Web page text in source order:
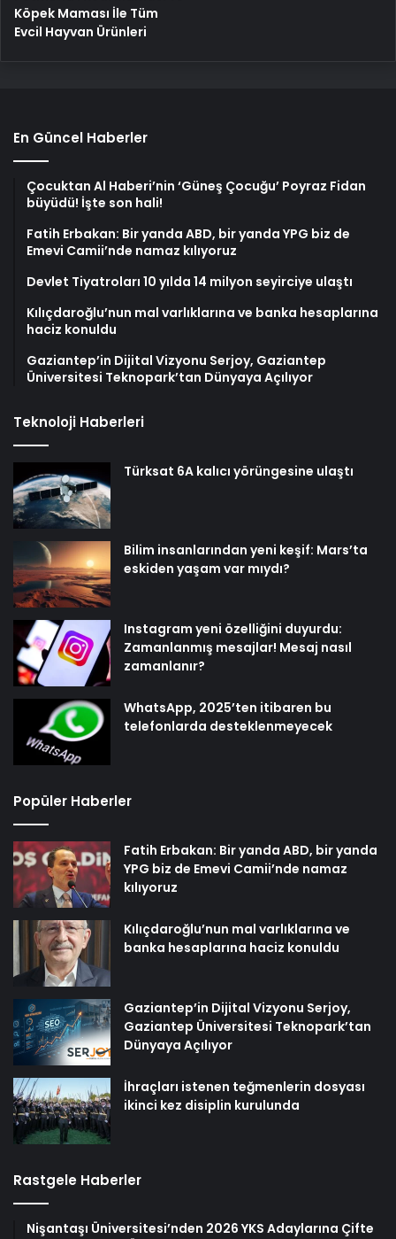
Köpek Maması İle Tüm
Evcil Hayvan Ürünleri
En Güncel Haberler
Çocuktan Al Haberi’nin ‘Güneş Çocuğu’ Poyraz Fidan
büyüdü! İşte son hali!
Fatih Erbakan: Bir yanda ABD, bir yanda YPG biz de
Emevi Camii’nde namaz kılıyoruz
Devlet Tiyatroları 10 yılda 14 milyon seyirciye ulaştı
Kılıçdaroğlu’nun mal varlıklarına ve banka hesaplarına
haciz konuldu
Gaziantep’in Dijital Vizyonu Serjoy, Gaziantep
Üniversitesi Teknopark’tan Dünyaya Açılıyor
Teknoloji Haberleri
Türksat 6A kalıcı yörüngesine ulaştı
Bilim insanlarından yeni keşif: Mars’ta
eskiden yaşam var mıydı?
Instagram yeni özelliğini duyurdu:
Zamanlanmış mesajlar! Mesaj nasıl
zamanlanır?
WhatsApp, 2025’ten itibaren bu
telefonlarda desteklenmeyecek
Popüler Haberler
Fatih Erbakan: Bir yanda ABD, bir yanda
YPG biz de Emevi Camii’nde namaz
kılıyoruz
Kılıçdaroğlu’nun mal varlıklarına ve
banka hesaplarına haciz konuldu
Gaziantep’in Dijital Vizyonu Serjoy,
Gaziantep Üniversitesi Teknopark’tan
Dünyaya Açılıyor
İhraçları istenen teğmenlerin dosyası
ikinci kez disiplin kurulunda
Rastgele Haberler
Nişantaşı Üniversitesi’nden 2026 YKS Adaylarına Çifte